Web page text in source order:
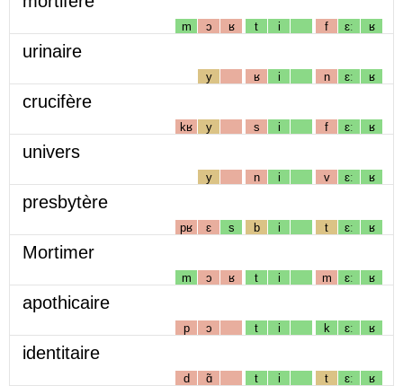
m ɔ ʁ t i f ɛː ʁ
urinaire
y ʁ i n ɛː ʁ
crucifère
kʁ y s i f ɛː ʁ
univers
y n i v ɛː ʁ
presbytère
pʁ ɛ s b i t ɛː ʁ
Mortimer
m ɔ ʁ t i m ɛː ʁ
apothicaire
p ɔ t i k ɛː ʁ
identitaire
d ɑ̃ t i t ɛː ʁ